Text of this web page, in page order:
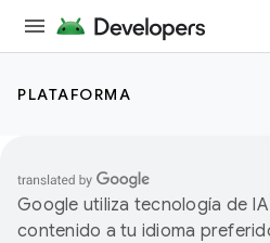
PLATAFORMA
Google utiliza tecnología de
contenido a tu idioma